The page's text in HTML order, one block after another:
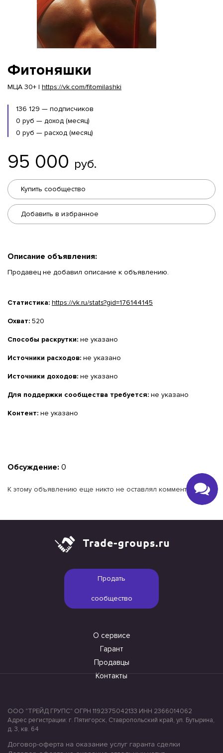
Фитоняшки
МЦА 30+ | https://vk.com/fitomilashki
136 129 — подписчиков
0 руб — доход (месяц)
0 руб — расход (месяц)
95 000 руб.
Купить сообщество
Добавить в избранное
Описание объявления:
Продавец не добавил описание к объявлению.
Статистика: https://vk.ru/stats?gid=176144145
Охват: 520
Способы раскрутки: не указано
Источники расходов: не указано
Источники доходов: не указано
Для поддержки сообщества требуется: не указано
Контент: не указано
Обсуждение: 0
К этому объявлению еще никто не оставлял комментариев.
Продать
сообщество
О сервисе
Гарант
Продавцы
Контакты
ООО "ТРЕЙД ГРУПС" ОГРН 1192375042133 ИНН 2366014062
Адрес регистрации: г. Пятигорск, Ставропольский край, ул. Бутырина,
д. 3, кв. 64
Договор-оферта на оказание услуг гаранта сделки